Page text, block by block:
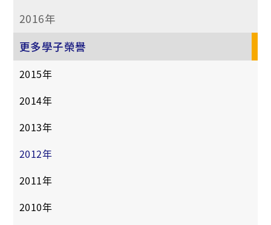
2016年
更多學子榮譽
2015年
2014年
2013年
2012年
2011年
2010年